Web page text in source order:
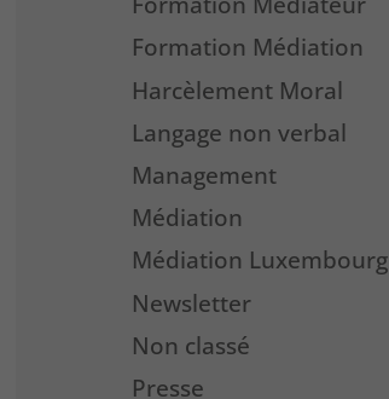
Formation Médiation
Harcèlement Moral
Langage non verbal
Management
Médiation
Médiation Luxembourg
Newsletter
Non classé
Presse